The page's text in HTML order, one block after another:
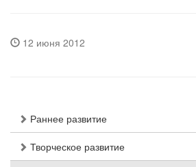
12 июня 2012
Раннее развитие
Творческое развитие